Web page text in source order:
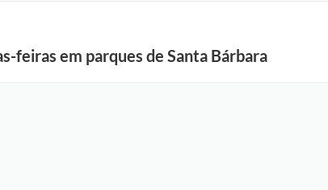
feiras em parques de Santa Bárbara